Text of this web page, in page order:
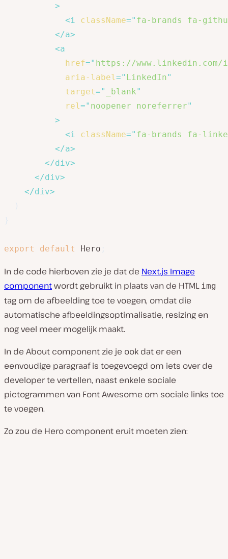
>
<i className=" fa-brands fa-
</a>
<a
href=" https://
aria-label =" LinkedIn"
target=" _blank"
rel =" noopener noreferrer"
>
<i className=" fa-brands fa-
</a>
</div>
</div>
</div>
export default Hero
In de code hierboven zie je dat de Next.js Image
componentwordt gebruikt in plaats van de HTML img
tag om de afbeelding toe te voegen, omdat die
automatische afbeeldingsoptimalisatie, resizing en
nog veel meer mogelijk maakt.
In de About component zie je ook dat er een
eenvoudige paragraaf is toegevoegd om iets over de
developer te vertellen, naast enkele sociale
pictogrammen van Font Awesome om sociale links toe
te voegen.
Zo zou de Hero component eruit moeten zien: